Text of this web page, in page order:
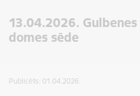
13.04.2026.
domes sēde
Publicēts: 01.04.2026.